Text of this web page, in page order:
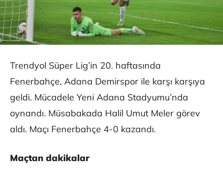
Trendyol Süper Lig’in 20. haftasında
Fenerbahçe, Adana Demirspor ile karşı karşıya
geldi. Mücadele Yeni Adana Stadyumu’nda
oynandı. Müsabakada Halil Umut Meler görev
aldı. Maçı Fenerbahçe 4-0 kazandı.
Maçtan dakikalar